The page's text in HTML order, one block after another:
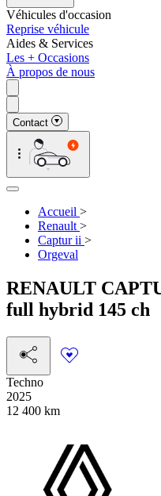
Véhicules d'occasion
Reprise véhicule
Aides & Services
Les + Occasions
À propos de nous
Contact
Accueil >
Renault >
Captur ii >
Orgeval
RENAULT
full hybrid 145 ch
Techno
2025
12 400 km